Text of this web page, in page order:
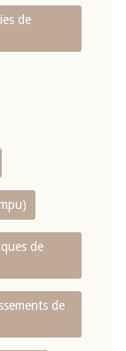
de
de
de